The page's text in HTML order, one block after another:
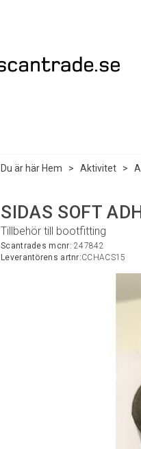
Du är här Hem > Aktivitet >
SIDAS SOFT
Tillbehör till bootfitting
Scantrades mcnr:247842
Leverantörens artnr:CCHACS15